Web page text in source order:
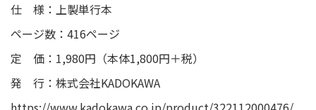
仕 様：上製単行本
ページ数：416ページ
定 価：1,980円（本体1,800円＋税）
発 行：株式会社KADOKAWA